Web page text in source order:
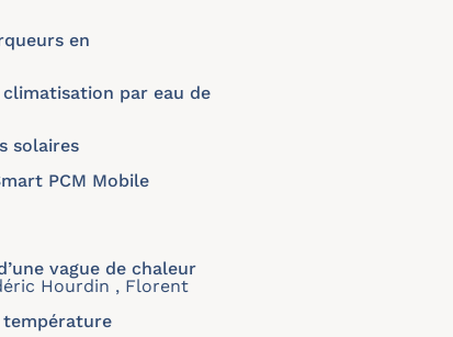
en
climatisation par eau de
solaires
PCM Mobile
vague de chaleur
Hourdin , Florent
température